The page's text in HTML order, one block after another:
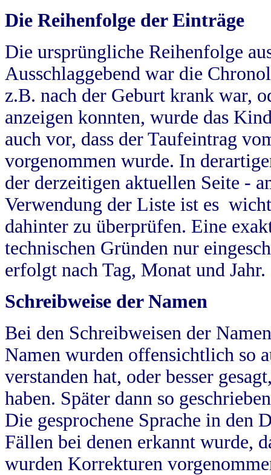
Die Reihenfolge der Einträge
Die ursprüngliche Reihenfolge
Ausschlaggebend war die
z.B. nach der Geburt krank war,
anzeigen konnten, wurde das
auch vor, dass der Taufeintrag
vorgenommen wurde. In
der derzeitigen aktuellen Seite -
Verwendung der Liste ist es
dahinter zu überprüfen. Eine
technischen Gründen nur
erfolgt nach Tag, Monat und Jahr.
Schreibweise der Namen
Bei den Schreibweisen der
Namen wurden offensichtlich so
verstanden hat, oder besser
haben. Später dann so
Die gesprochene Sprache in
Fällen bei denen erkannt wurde,
wurden Korrekturen